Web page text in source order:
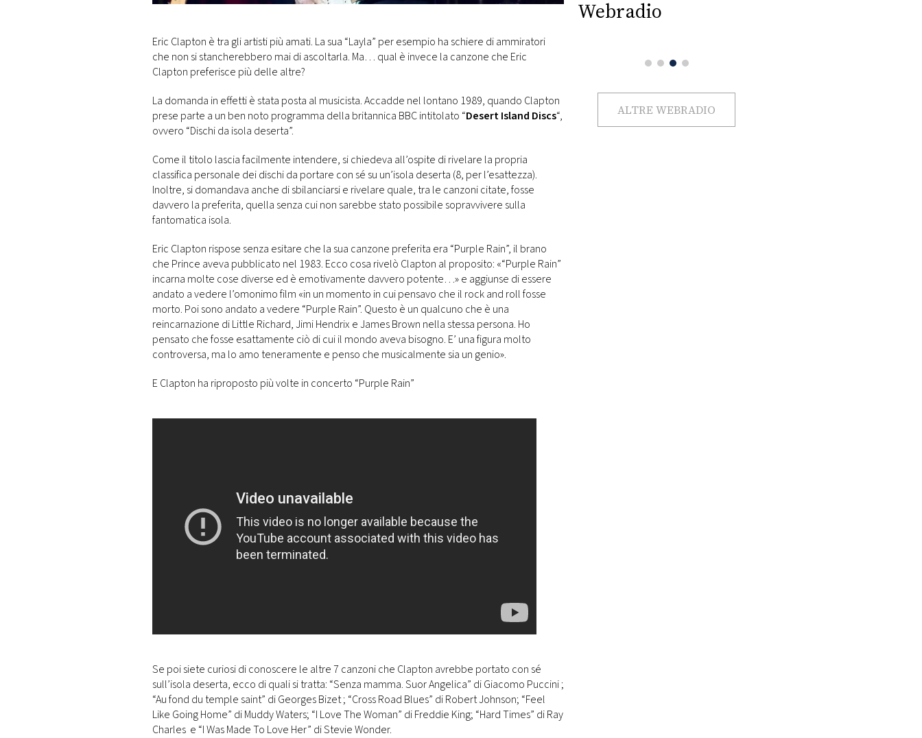
DI
RMC
CONSIGLIA
Eric Clapton è tra gli artisti più amati. La sua “Layla” per esempio ha schiere di ammiratori
che non si stancherebbero mai di ascoltarla. Ma… qual è invece la canzone che Eric
Clapton preferisce più delle altre?
La domanda in effetti è stata posta al musicista. Accadde nel lontano 1989, quando Clapton
prese parte a un ben noto programma della britannica BBC intitolato “Desert Island Discs“,
ovvero “Dischi da isola deserta”.
Come il titolo lascia facilmente intendere, si chiedeva all’ospite di rivelare la propria
classifica personale dei dischi da portare con sé su un’isola deserta (8, per l’esattezza).
Inoltre, si domandava anche di sbilanciarsi e rivelare quale, tra le canzoni citate, fosse
davvero la preferita, quella senza cui non sarebbe stato possibile sopravvivere sulla
fantomatica isola.
Eric Clapton rispose senza esitare che la sua canzone preferita era “Purple Rain”, il brano
che Prince aveva pubblicato nel 1983. Ecco cosa rivelò Clapton al proposito: «“Purple Rain”
incarna molte cose diverse ed è emotivamente davvero potente…» e aggiunse di essere
andato a vedere l’omonimo film «in un momento in cui pensavo che il rock and roll fosse
morto. Poi sono andato a vedere “Purple Rain”. Questo è un qualcuno che è una
reincarnazione di Little Richard, Jimi Hendrix e James Brown nella stessa persona. Ho
pensato che fosse esattamente ciò di cui il mondo aveva bisogno. E’ una figura molto
controversa, ma lo amo teneramente e penso che musicalmente sia un genio».
E Clapton ha riproposto più volte in concerto “Purple Rain”
Se poi siete curiosi di conoscere le altre 7 canzoni che Clapton avrebbe portato con sé
sull’isola deserta, ecco di quali si tratta: “Senza mamma. Suor Angelica” di Giacomo Puccini ;
“Au fond du temple saint” di Georges Bizet ; “Cross Road Blues” di Robert Johnson; “Feel
Like Going Home” di Muddy Waters; “I Love The Woman” di Freddie King; “Hard Times” di Ray
Charles e “I Was Made To Love Her” di Stevie Wonder.
Webradio
ALTRE WEBRADIO